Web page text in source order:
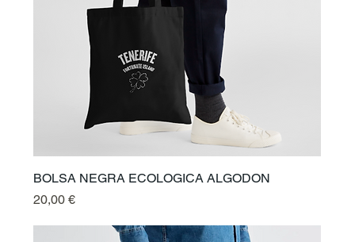
BOLSA NEGRA ECOLOGICA ALGODON
Preis
20,00 €